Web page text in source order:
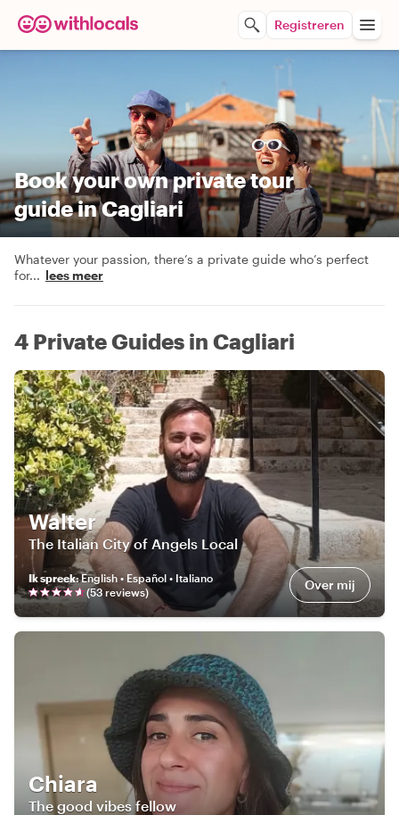
Registreren
Book your own private tour
guide in Cagliari
Whatever your passion, there’s a private guide who’s perfect
for... lees meer
4 Private Guides in Cagliari
Walter
The Italian City of Angels Local
Ik spreek:English • Español • Italiano
(53 reviews) Over mij
Chiara
The good vibes fellow